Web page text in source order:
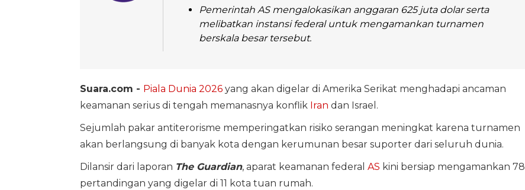
Pemerintah AS mengalokasikan anggaran 625 juta dolar serta
melibatkan instansi federal untuk mengamankan turnamen
berskala besar tersebut.
Suara.com - Piala Dunia 2026yang akan digelar di Amerika Serikat menghadapi ancaman
keamanan serius di tengah memanasnya konflik Iran dan Israel.
Sejumlah pakar antiterorisme memperingatkan risiko serangan meningkat karena turnamen
akan berlangsung di banyak kota dengan kerumunan besar suporter dari seluruh dunia.
Dilansir dari laporan The Guardian, aparat keamanan federal AS kini bersiap mengamankan 78
pertandingan yang digelar di 11 kota tuan rumah.